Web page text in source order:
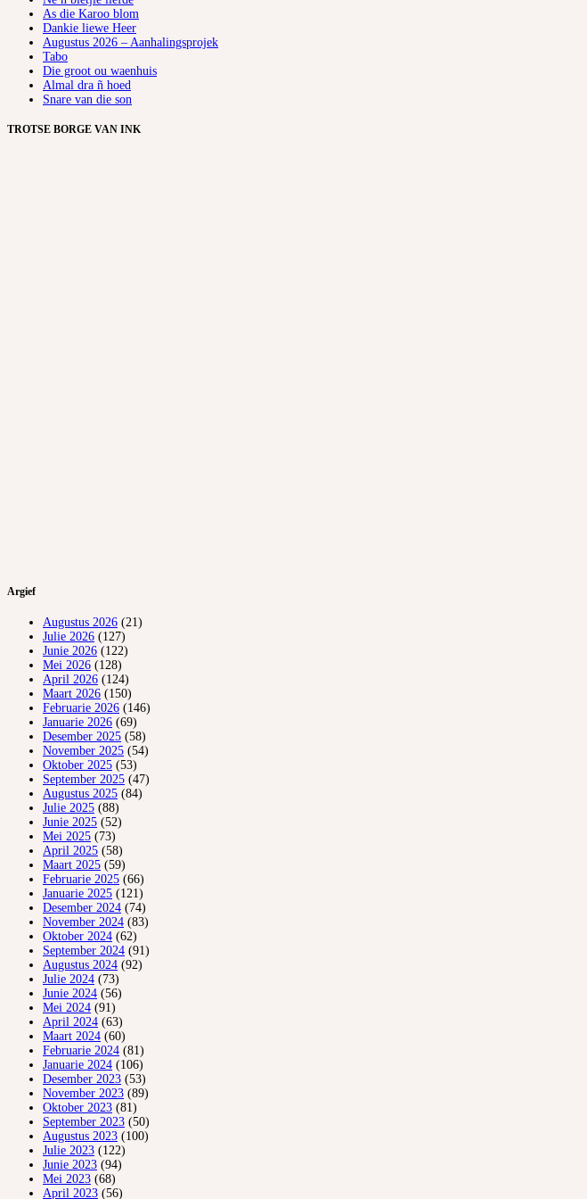
As die Karoo blom
Dankie liewe Heer
Augustus 2026 – Aanhalingsprojek
Tabo
Die groot ou waenhuis
Almal dra ñ hoed
Snare van die son
TROTSE BORGE VAN INK
Argief
Augustus 2026 (21)
Julie 2026 (127)
Junie 2026 (122)
Mei 2026 (128)
April 2026 (124)
Maart 2026 (150)
Februarie 2026 (146)
Januarie 2026 (69)
Desember 2025 (58)
November 2025 (54)
Oktober 2025 (53)
September 2025 (47)
Augustus 2025 (84)
Julie 2025 (88)
Junie 2025 (52)
Mei 2025 (73)
April 2025 (58)
Maart 2025 (59)
Februarie 2025 (66)
Januarie 2025 (121)
Desember 2024 (74)
November 2024 (83)
Oktober 2024 (62)
September 2024 (91)
Augustus 2024 (92)
Julie 2024 (73)
Junie 2024 (56)
Mei 2024 (91)
April 2024 (63)
Maart 2024 (60)
Februarie 2024 (81)
Januarie 2024 (106)
Desember 2023 (53)
November 2023 (89)
Oktober 2023 (81)
September 2023 (50)
Augustus 2023 (100)
Julie 2023 (122)
Junie 2023 (94)
Mei 2023 (68)
April 2023 (56)